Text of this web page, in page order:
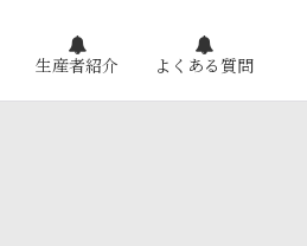
生産者紹介 よくある質問